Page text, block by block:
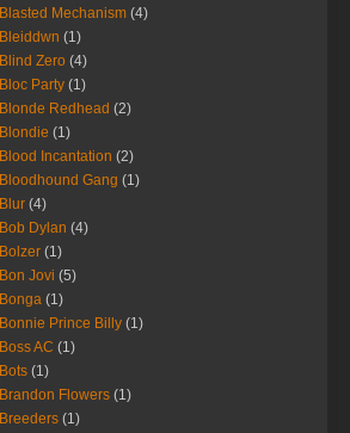
Blasted Mechanism (4)
Bleiddwn (1)
Blind Zero (4)
Bloc Party (1)
Blonde Redhead (2)
Blondie (1)
Blood Incantation (2)
Bloodhound Gang (1)
Blur (4)
Bob Dylan (4)
Bolzer (1)
Bon Jovi (5)
Bonga (1)
Bonnie Prince Billy (1)
Boss AC (1)
Bots (1)
Brandon Flowers (1)
Breeders (1)